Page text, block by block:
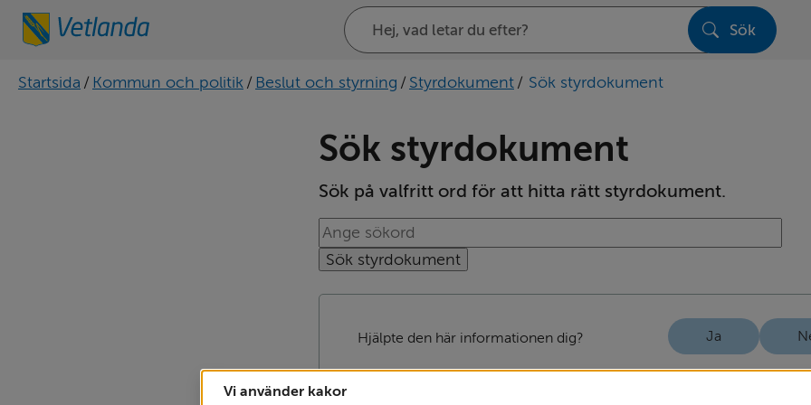
Vi använder kakor
Sök
på
webbplatsen
Sök
Startsida / Kommun och politik / Beslut och styrning / Styrdokument / Sök styrdokument
Sök styrdokument
Sök på valfritt ord för att hitta rätt styrdokument.
Sök. Sökförslagen presenteras under sökrutan
Hjälpte den här informationen dig? Ja